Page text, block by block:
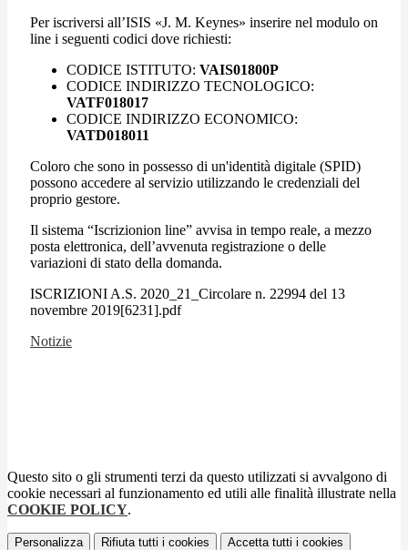
Per iscriversi all’ISIS «J. M. Keynes» inserire nel modulo on
line i seguenti codici dove richiesti:
CODICE ISTITUTO: VAIS01800P
CODICE INDIRIZZO TECNOLOGICO:
VATF018017
CODICE INDIRIZZO ECONOMICO:
VATD018011
Coloro che sono in possesso di un'identità digitale (SPID)
possono accedere al servizio utilizzando le credenziali del
proprio gestore.
Il sistema “Iscrizionion line” avvisa in tempo reale, a mezzo
posta elettronica, dell’avvenuta registrazione o delle
variazioni di stato della domanda.
ISCRIZIONI A.S. 2020_21_Circolare n. 22994 del 13
novembre 2019[6231].pdf
Notizie
Questo sito o gli strumenti terzi da questo utilizzati si avvalgono di
cookie necessari al funzionamento ed utili alle finalità illustrate nella
COOKIE POLICY.
Personalizza Rifiuta tutti i cookies Accetta tutti i cookies